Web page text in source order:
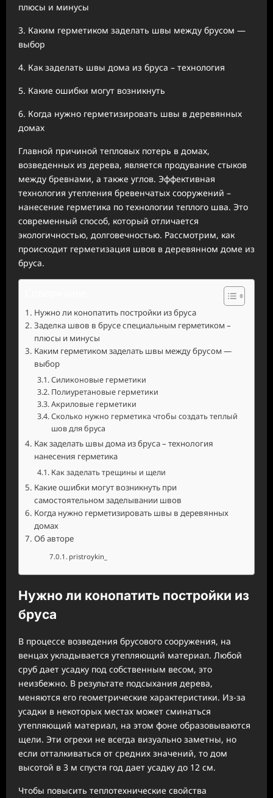
плюсы и минусы
3. Каким герметиком заделать швы между брусом —
выбор
4. Как заделать швы дома из бруса – технология
5. Какие ошибки могут возникнуть
6. Когда нужно герметизировать швы в деревянных
домах
Главной причиной тепловых потерь в домах,
возведенных из дерева, является продувание стыков
между бревнами, а также углов. Эффективная
технология утепления бревенчатых сооружений –
нанесение герметика по технологии теплого шва. Это
современный способ, который отличается
экологичностью, долговечностью. Рассмотрим, как
происходит герметизация швов в деревянном доме из
бруса.
Нужно ли конопатить постройки из бруса
Заделка швов в брусе специальным герметиком –
плюсы и минусы
Каким герметиком заделать швы между брусом —
выбор
Силиконовые герметики
Полиуретановые герметики
Акриловые герметики
Сколько нужно герметика чтобы создать теплый
шов для бруса
Как заделать швы дома из бруса – технология
нанесения герметика
Как заделать трещины и щели
Какие ошибки могут возникнуть при
самостоятельном заделывании швов
Когда нужно герметизировать швы в деревянных
домах
Об авторе
pristroykin_
Нужно ли конопатить постройки из
бруса
В процессе возведения брусового сооружения, на
венцах укладывается утепляющий материал. Любой
сруб дает усадку под собственным весом, это
неизбежно. В результате подсыхания дерева,
меняются его геометрические характеристики. Из-за
усадки в некоторых местах может сминаться
утепляющий материал, на этом фоне образовываются
щели. Эти огрехи не всегда визуально заметны, но
если отталкиваться от средних значений, то дом
высотой в 3 м спустя год дает усадку до 12 см.
Чтобы повысить теплотехнические свойства